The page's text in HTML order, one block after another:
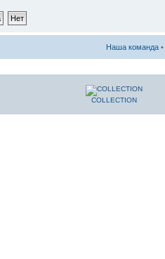
Наша команда •
COLLECTION